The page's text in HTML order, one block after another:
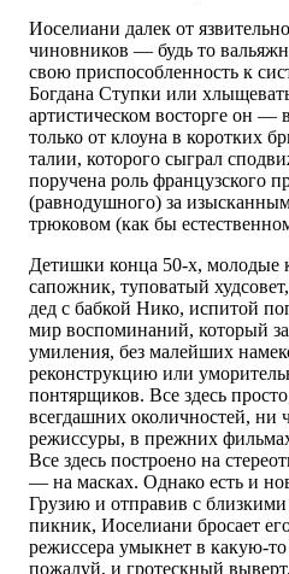
Иоселиани далек от
чиновников — будь то
свою приспособленность к
Богдана Ступки или
артистическом восторге он —
только от клоуна в коротких
талии, которого сыграл
поручена роль французского
(равнодушного) за
трюковом (как бы
Детишки конца 50-х,
сапожник, туповатый
дед с бабкой Нико, испитой
мир воспоминаний, который
умиления, без малейших
реконструкцию или
понтярщиков. Все здесь
всегдашних околичностей, ни
режиссуры, в прежних
Все здесь построено на
— на масках. Однако есть и
Грузию и отправив с близкими
пикник, Иоселиани бросает
режиссера умыкнет в какую-
пожалуй, и гротескный